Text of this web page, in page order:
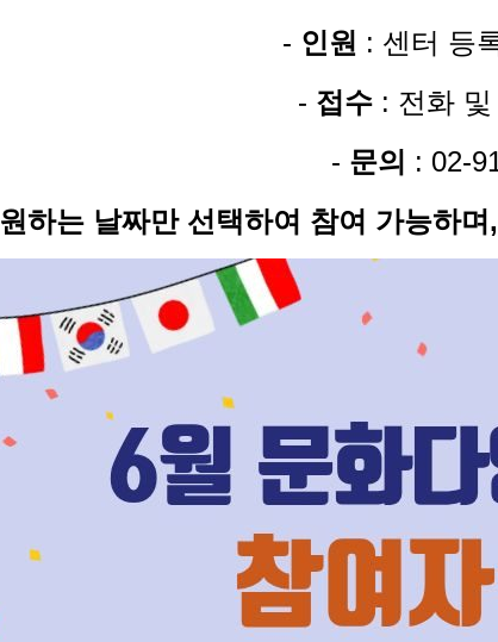
- 인원 : 센터 등
- 접수: 전화 및
- 문의 : 02-
원하는 날짜만 선택하여 참여 가능하